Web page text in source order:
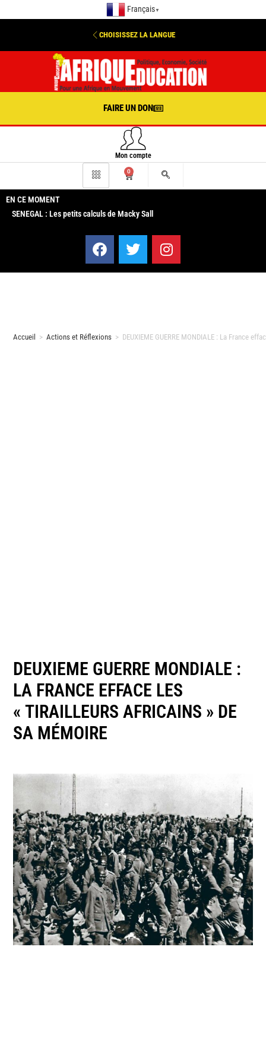
Français ▼
CHOISISSEZ LA LANGUE
FAIRE UN DON
Mon compte
0
EN CE MOMENT
SENEGAL : Les petits calculs de Macky Sall
Accueil > Actions et Réflexions > DEUXIEME GUERRE MONDIALE : La France
DEUXIEME GUERRE MONDIALE :
LA FRANCE EFFACE LES
« TIRAILLEURS AFRICAINS » DE
SA MÉMOIRE